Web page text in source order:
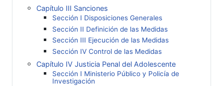
Capítulo III Sanciones
Sección I Disposiciones Generales
Sección II Definición de las Medidas
Sección III Ejecución de las Medidas
Sección IV Control de las Medidas
Capítulo IV Justicia Penal del Adolescente
Sección I Ministerio Público y Policía de
Investigación